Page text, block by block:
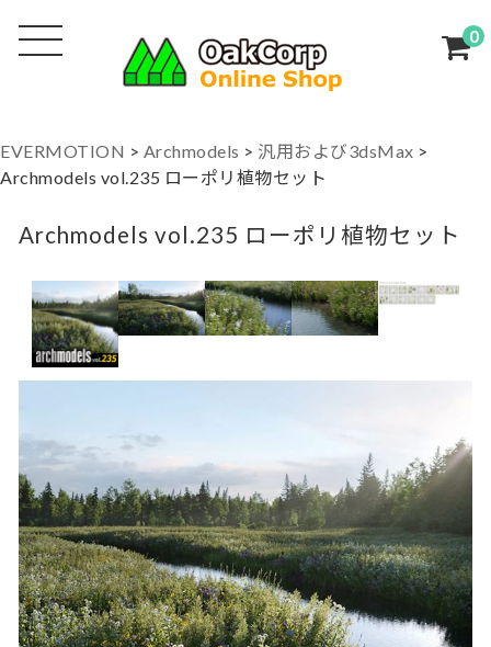
0
EVERMOTION > Archmodels > 汎用および3dsMax >
Archmodels vol.235 ローポリ植物セット
Archmodels vol.235 ローポリ植物セット